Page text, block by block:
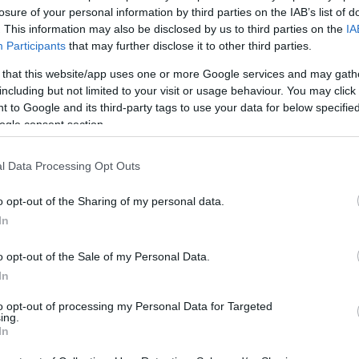
of your personal information by third parties on the IAB’s list of
This information may also be disclosed by us to third parties on the
Participants that may further disclose it to other third parties.
that this website/app uses one or more Google services and may
but not limited to your visit or usage behaviour. You may
to Google and its third-party tags to use your data for below
consent section.
Data Processing Opt Outs
opt-out of the Sharing of my personal data.
opt-out of the Sale of my Personal Data.
opt-out of processing my Personal Data for Targeted
25/JUN/24 21:31
Ο Βασίλης Σπανούλης εξήγησε γιατί ο
Γιάννης Αντετοκούνμπο δεν ήταν καν
παρών στο ΣΕΦ στη νίκη της Εθνικής
Ομάδας...
Βεζένκοφ: (Πρώτη)
το “Ελλάδα-
Μαυροβούνιο”
νίκη της Εθνικής Ομάδας επί του